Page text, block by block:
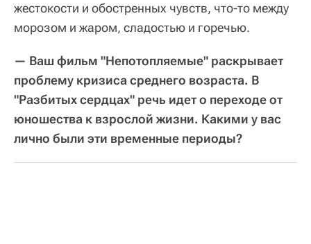
жестокости и обостренных чувств, что-то между
морозом и жаром, сладостью и горечью.
— Ваш фильм "Непотопляемые" раскрывает
проблему кризиса среднего возраста. В
"Разбитых сердцах" речь идет о переходе от
юношества к взрослой жизни. Какими у вас
лично были эти временные периоды?